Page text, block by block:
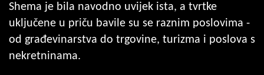
Shema je bila navodno uvijek ista, a tvrtke
uključene u priču bavile su se raznim poslovima -
od građevinarstva do trgovine, turizma i poslova s
nekretninama.